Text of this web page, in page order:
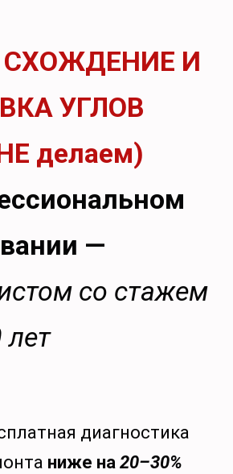
СХОЖДЕНИЕ И
УГЛОВ
делаем)
—
со стажем
лет
диагностика
ниже на 20–30%